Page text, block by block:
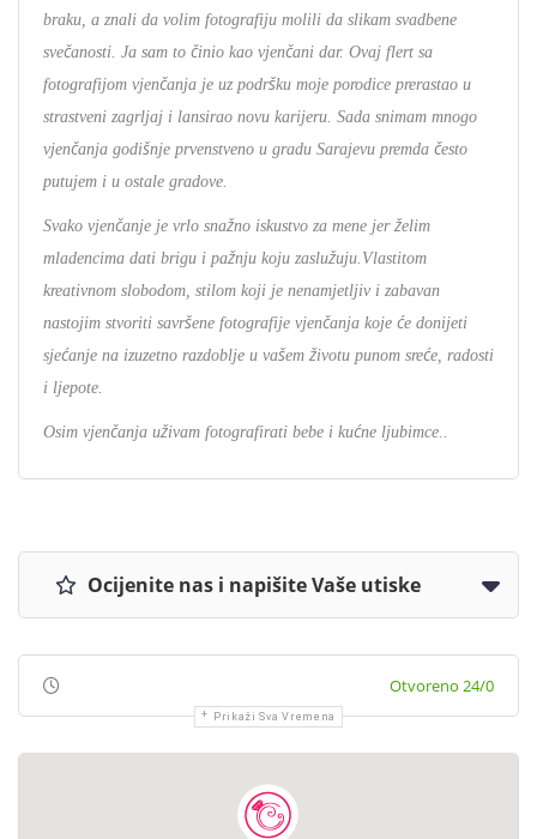
braku, a znali da volim fotografiju molili da slikam svadbene
svečanosti. Ja sam to činio kao vjenčani dar. Ovaj flert sa
fotografijom vjenčanja je uz podršku moje porodice prerastao u
strastveni zagrljaj i lansirao novu karijeru. Sada snimam mnogo
vjenčanja godišnje prvenstveno u gradu Sarajevu premda često
putujem i u ostale gradove.
Svako vjenčanje je vrlo snažno iskustvo za mene jer želim
mladencima dati brigu i pažnju koju zaslužuju.Vlastitom
kreativnom slobodom, stilom koji je nenamjetljiv i zabavan
nastojim stvoriti savršene fotografije vjenčanja koje će donijeti
sjećanje na izuzetno razdoblje u vašem životu punom sreće, radosti
i ljepote.
Osim vjenčanja uživam fotografirati bebe i kućne ljubimce..
Ocijenite nas i napišite Vaše utiske
Otvoreno 24/0
Prikaži Sva Vremena